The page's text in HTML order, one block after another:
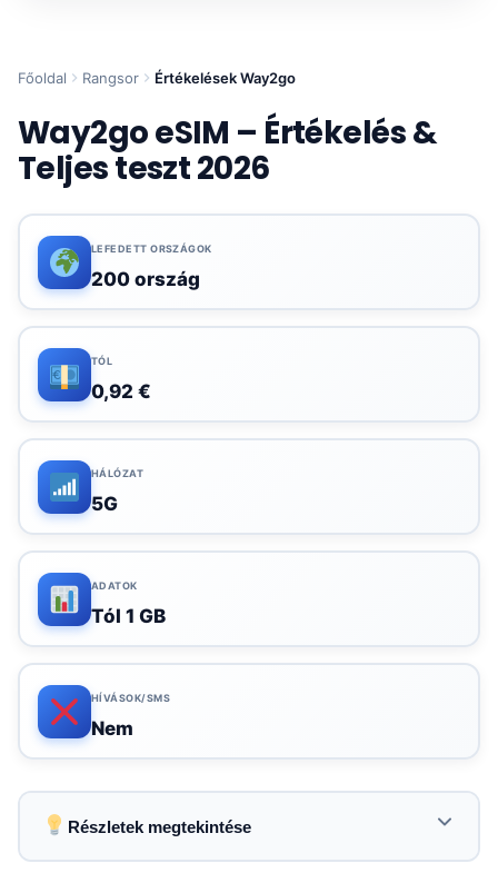
Főoldal Rangsor Értékelések Way2go
Way2go eSIM – Értékelés &
Teljes teszt 2026
LEFEDETT ORSZÁGOK
200 ország
TÓL
0,92 €
HÁLÓZAT
5G
ADATOK
Tól 1 GB
HÍVÁSOK/SMS
Nem
Részletek megtekintése